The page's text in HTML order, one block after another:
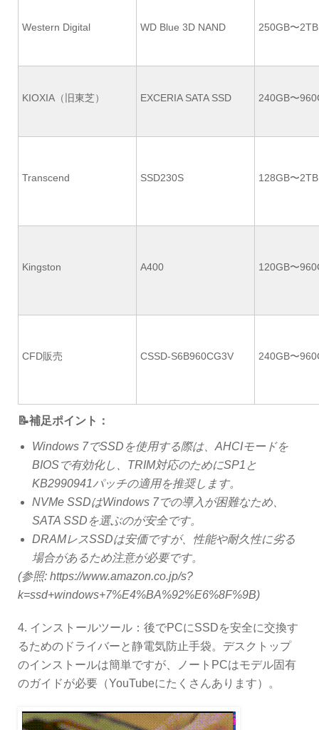
Western Digital WD Blue 3D NAND 250GB〜2TB
KIOXIA（旧東芝） EXCERIA SATA SSD 240GB〜
Transcend SSD230S 128GB〜2TB
Kingston A400 120GB〜
CFD販売 CSSD-S6B960CG3V 240GB〜
📝補足ポイント：
Windows 7でSSDを使用する際は、AHCIモードを
BIOSで有効化し、TRIM対応のためにSP1と
KB2990941パッチの適用を推奨します。
NVMe SSDはWindows 7での導入が困難なため、
SATA SSDを選ぶのが安全です。
DRAMレスSSDは安価ですが、性能や耐久性に劣る
場合があるため注意が必要です。
(参照: https://www.amazon.co.jp/s?
k=ssd+windows+7%E4%BA%92%E6%8F%9B)
4. インストールツール：後でPCにSSDを安全に交換す
るためのドライバーと静電気防止手袋。デスクトップ
のインストールは簡単ですが、ノートPCはモデル固有
のガイドが必要（YouTubeにたくさんあります）。